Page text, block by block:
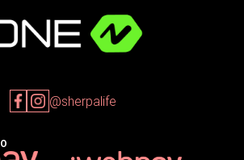
@sherpalife